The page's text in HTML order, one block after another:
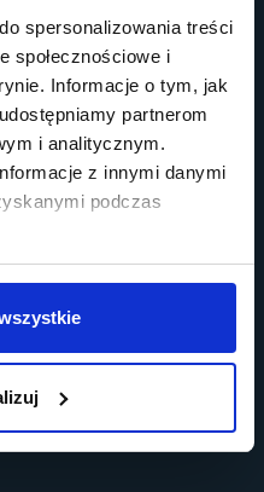
spersonalizowania treści
społecznościowe i
Informacje o tym, jak
partnerom
i analitycznym.
z innymi danymi
podczas